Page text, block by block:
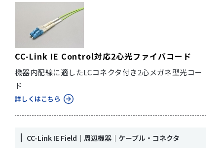
CC-Link IE Control対応2心光ファイバコード
機器内配線に適したLCコネクタ付き2心メガネ型光コー
ド
詳しくはこちら
CC-Link IE Field｜周辺機器｜ケーブル・コネクタ